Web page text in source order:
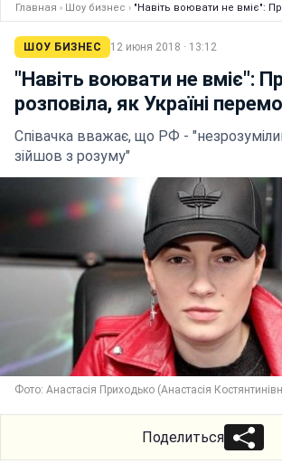
Главная › Шоу бизнес › "Навіть воювати не вміє":
ШОУ БИЗНЕС 12 июня 2018 · 13:12
"Навіть воювати не вміє":
розповіла, як Україні
Співачка вважає, що РФ -
зійшов з розуму"
Фото: Анастасія Приходько (Анастасія
Поделиться